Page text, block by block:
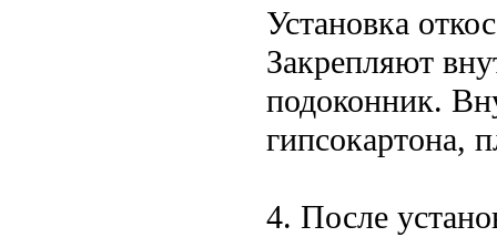
Установка
Закрепляют
подоконник.
гипсокартона,
4. После